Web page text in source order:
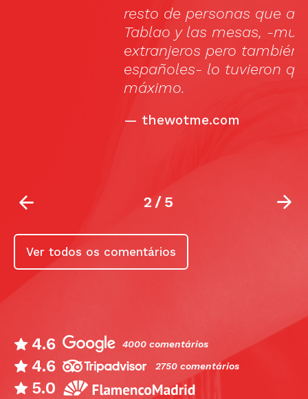
resto de personas que abarrotaban el
Tablao y las mesas, -muchos
extranjeros pero también muchos
españoles- lo tuvieron que disfrutar al
thewotme.com
2/5
Ver todos os comentários
4.6 4000 comentários
4.6 2750 comentários
5.0